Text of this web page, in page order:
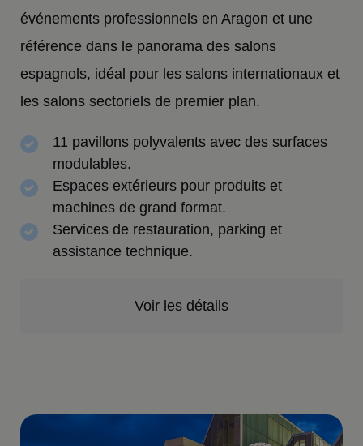
événements professionnels en Aragon et une
référence dans le panorama des salons
espagnols, idéal pour les salons internationaux et
les salons sectoriels de premier plan.
11 pavillons polyvalents avec des surfaces
modulables.
Espaces extérieurs pour produits et
machines de grand format.
Services de restauration, parking et
assistance technique.
Voir les détails